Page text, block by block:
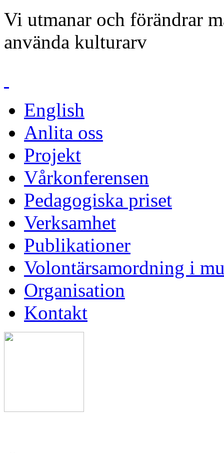
Vi utmanar och förändrar
använda kulturarv
English
Anlita oss
Projekt
Vårkonferensen
Pedagogiska priset
Verksamhet
Publikationer
Volontärsamordning i
Organisation
Kontakt